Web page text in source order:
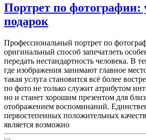
Портрет по
подарок
Профессиональный портрет по
оригинальный способ запечатлеть
передать нестандартность человека. В
где изображения занимают главное
такая услуга становится всё более
по фото не только служит атрибутом
но и станет хорошим презентом для
отображением воспоминаний.
первостепенных положительных качеств
является возможно